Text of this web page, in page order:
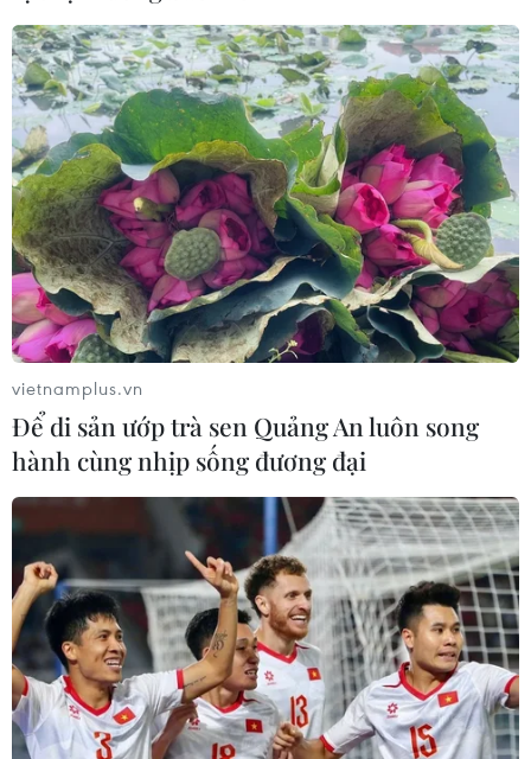
TIN CÙNG CHUYÊN MỤC
Tiến "Bịp" hầu tòa trong vụ
án tổ chức sử dụng trái phép chất ma
túy
07/08/2026 04:40
Khởi tố đối tượng giả danh Công an,
lừa đảo "chạy án" tại Đắk Lắk
06/08/2026 15:07
vietnamplus.vn
Để di sản ướp trà sen Quảng An luôn song
hành cùng nhịp sống đương đại